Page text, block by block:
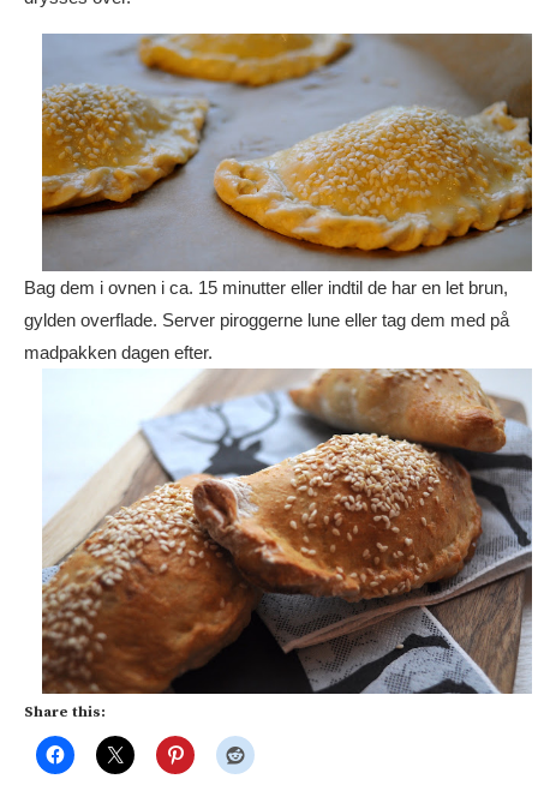
Bag dem i ovnen i ca. 15 minutter eller indtil de har en let brun,
gylden overflade. Server piroggerne lune eller tag dem med på
madpakken dagen efter.
Share this: